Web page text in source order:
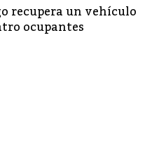
recupera un vehículo
ocupantes